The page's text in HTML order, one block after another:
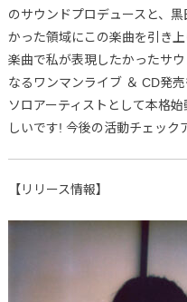
のサウンドプロデュースと、
かった領域にこの楽曲を引き
楽曲で私が表現したかったサ
なるワンマンライブ ＆ CD発
ソロアーティストとして本格
しいです! 今後の活動チェック
【リリース情報】